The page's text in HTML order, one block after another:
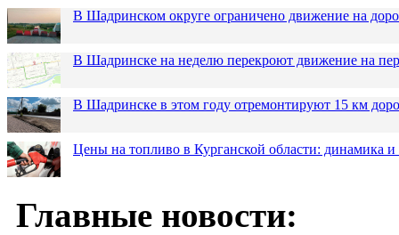
В Шадринском округе ограничено движение на
В Шадринске на неделю перекроют движение на
В Шадринске в этом году отремонтируют 15 км
Цены на топливо в Курганской области: динамика и
Главные новости: